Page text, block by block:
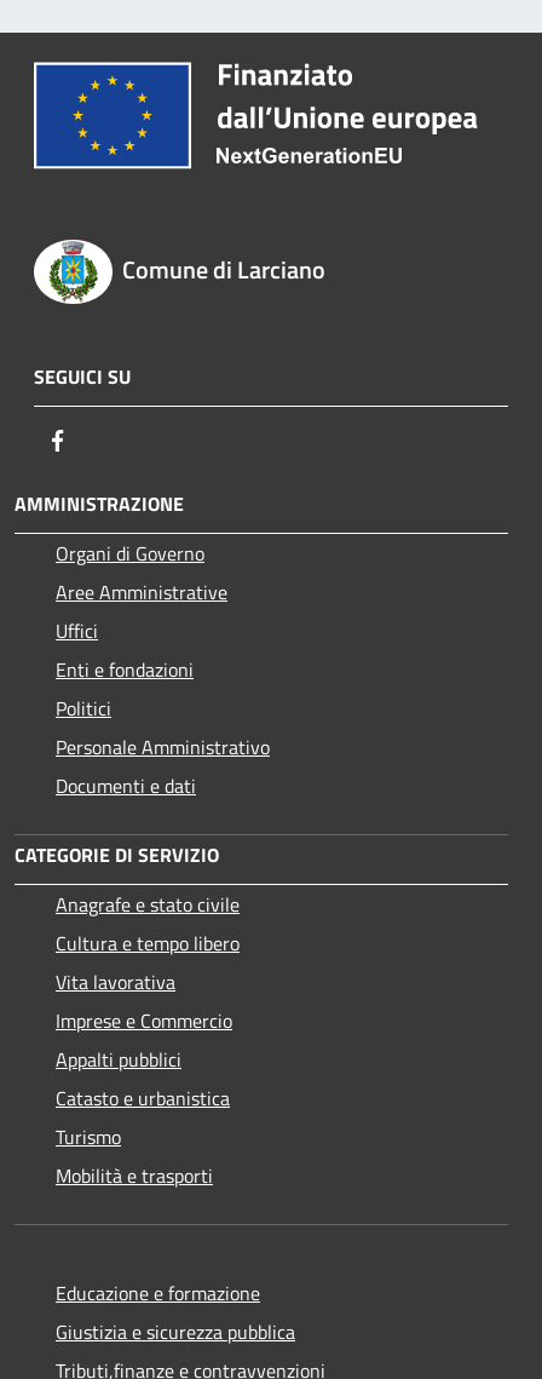
Comune di Larciano
SEGUICI SU
AMMINISTRAZIONE
Organi di Governo
Aree Amministrative
Uffici
Enti e fondazioni
Politici
Personale Amministrativo
Documenti e dati
CATEGORIE DI SERVIZIO
Anagrafe e stato civile
Cultura e tempo libero
Vita lavorativa
Imprese e Commercio
Appalti pubblici
Catasto e urbanistica
Turismo
Mobilità e trasporti
Educazione e formazione
Giustizia e sicurezza pubblica
Tributi,finanze e contravvenzioni